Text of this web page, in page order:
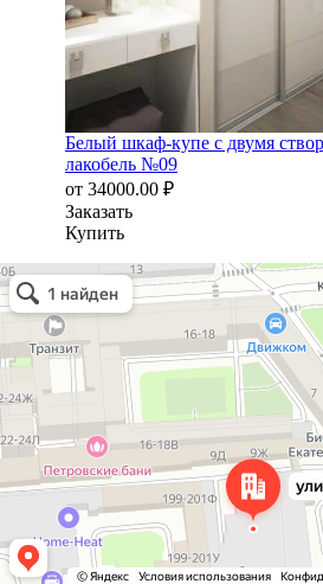
Белый шкаф-купе с двумя
лакобель №09
от 34000.00 ₽
Заказать
Купить